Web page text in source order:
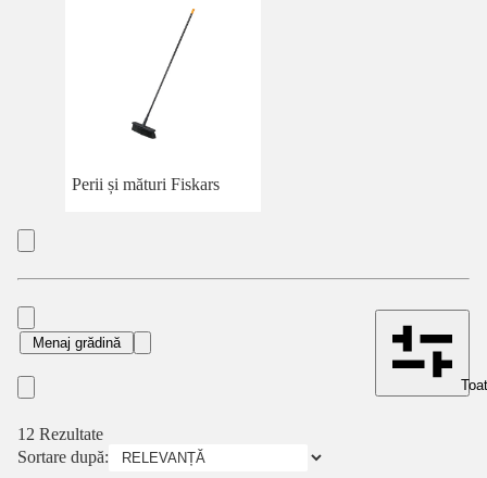
Perii și mături Fiskars
Menaj grădină
12 Rezultate
Sortare după: